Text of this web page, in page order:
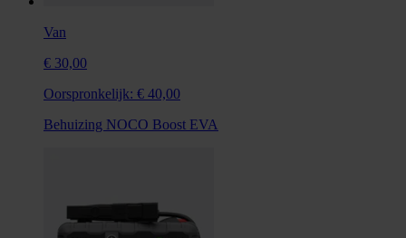
Van
€ 30,00
Oorspronkelijk: € 40,00
Behuizing NOCO Boost EVA